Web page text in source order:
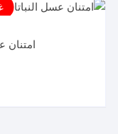
امتنان